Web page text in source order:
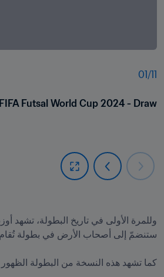
01/11
FIFA Futsal World Cup 2024 - Draw